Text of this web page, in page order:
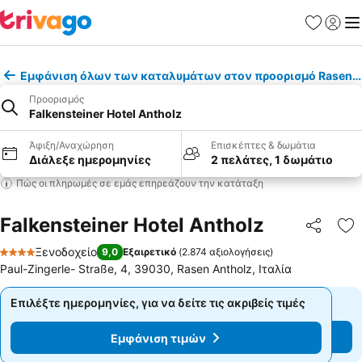
Εμφάνιση όλων των καταλυμάτων στον προορισμό Rasen
Προορισμός
Falkensteiner Hotel Antholz
Άφιξη/Αναχώρηση
Διάλεξε ημερομηνίες
Επισκέπτες & δωμάτια
2 πελάτες, 1 δωμάτιο
Πώς οι πληρωμές σε εμάς επηρεάζουν την κατάταξη
Falkensteiner Hotel Antholz
4 Αστέρια
Ξενοδοχείο 9,0 Εξαιρετικό (2.874 αξιολογήσεις)
Paul-Zingerle- Straße, 4, 39030, Rasen Antholz, Ιταλία
Επιλέξτε ημερομηνίες, για να δείτε τις ακριβείς τιμές
Εμφάνιση τιμών
Επιλέξτε ημερομηνίες, για να δείτε τις ακριβείς τιμές
Εμφάνιση τιμών